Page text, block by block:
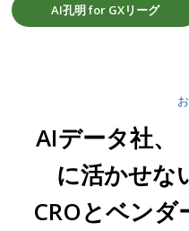
AI孔明 for GXリーグ
AIデータ社、
に活かせな
CROとベン